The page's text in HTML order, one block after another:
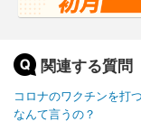
関連する質問
コロナのワクチンを打
なんて言うの？